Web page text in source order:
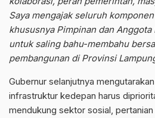
Saya mengajak seluruh
khususnya Pimpinan dan
untuk saling bahu-membahu
pembangunan di Provinsi
Gubernur selanjutnya
infrastruktur kedepan harus
mendukung sektor sosial,